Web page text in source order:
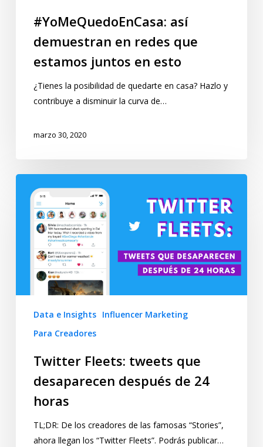
#YoMeQuedoEnCasa: así
demuestran en redes que
estamos juntos en esto
¿Tienes la posibilidad de quedarte en casa? Hazlo y
contribuye a disminuir la curva de…
marzo 30, 2020
Data e Insights Influencer Marketing
Para Creadores
Twitter Fleets: tweets que
desaparecen después de 24
horas
TL;DR: De los creadores de las famosas “Stories”,
ahora llegan los “Twitter Fleets”. Podrás publicar…